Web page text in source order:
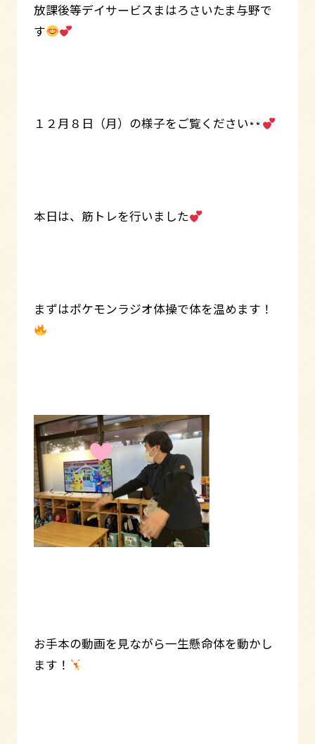
放課後等デイサービスまはろさいたま与野で
す
１２月８日（月）の様子をご覧ください
本日は、筋トレを行いました
まずはポケモンラジオ体操で体を温めます！
お手本の動画を見ながら一生懸命体を動かし
ます！